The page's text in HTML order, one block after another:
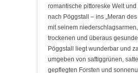
romantische pittoreske Welt und
nach Pöggstall – ins „Meran
mit seinem
trockenen und überaus
Pöggstall liegt wunderbar und
umgeben von saftiggrünen,
gepflegten Forsten und